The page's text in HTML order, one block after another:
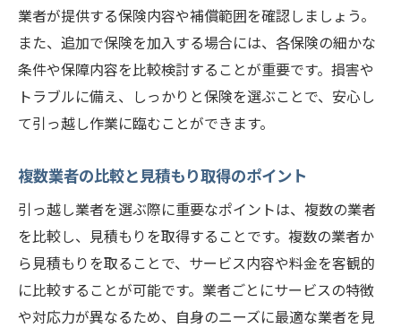
業者が提供する保険内容や補償範囲を確認しましょう。
また、追加で保険を加入する場合には、各保険の細かな
条件や保障内容を比較検討することが重要です。損害や
トラブルに備え、しっかりと保険を選ぶことで、安心し
て引っ越し作業に臨むことができます。
複数業者の比較と見積もり取得のポイント
引っ越し業者を選ぶ際に重要なポイントは、複数の業者
を比較し、見積もりを取得することです。複数の業者か
ら見積もりを取ることで、サービス内容や料金を客観的
に比較することが可能です。業者ごとにサービスの特徴
や対応力が異なるため、自身のニーズに最適な業者を見